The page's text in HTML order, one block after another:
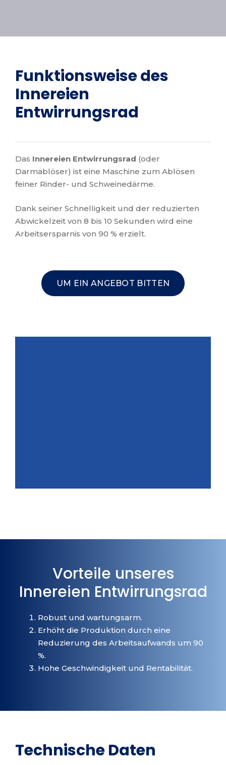
Funktionsweise des
Innereien
Entwirrungsrad
Das Innereien Entwirrungsrad (oder
Darmablöser) ist eine Maschine zum Ablösen
feiner Rinder- und Schweinedärme.
Dank seiner Schnelligkeit und der reduzierten
Abwickelzeit von 8 bis 10 Sekunden wird eine
Arbeitsersparnis von 90 % erzielt.
UM EIN ANGEBOT BITTEN
Vorteile unseres
Innereien Entwirrungsrad
Robust und wartungsarm.
Erhöht die Produktion durch eine
Reduzierung des Arbeitsaufwands um 90
%.
Hohe Geschwindigkeit und Rentabilität.
Technische Daten